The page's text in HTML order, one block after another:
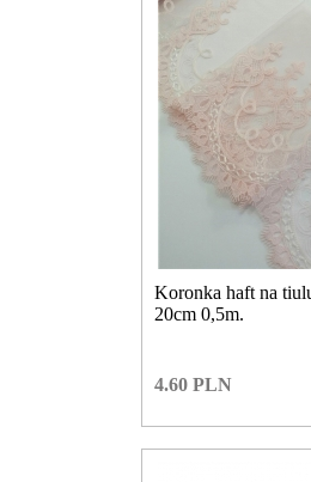
Koronka haft na
20cm 0,5m.
4.60 PLN